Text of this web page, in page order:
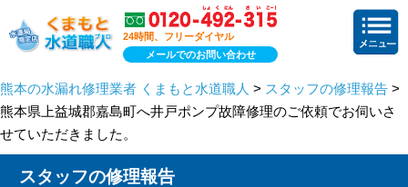
24時間、フリーダイヤル
メールでのお問い合わせ
熊本の水漏れ修理業者 くまもと水道職人 > スタッフの修理報告 >
熊本県上益城郡嘉島町へ井戸ポンプ故障修理のご依頼でお伺いさ
せていただきました。
スタッフの修理報告